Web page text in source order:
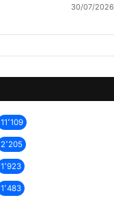
30/07/2026
11٬109
2٬205
1٬923
1٬483